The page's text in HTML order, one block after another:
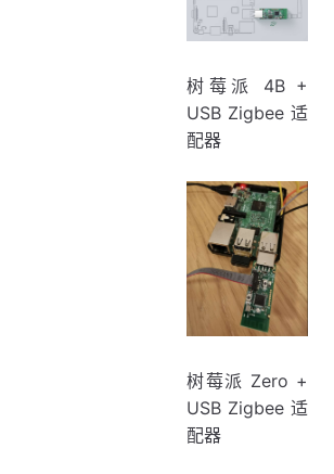
树莓派 4B +
USB Zigbee 适
配器
树莓派 Zero +
USB Zigbee 适
配器